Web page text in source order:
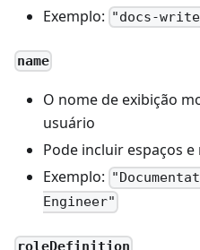
Exemplo: "docs-
name
O nome de exibição
usuário
Pode incluir espaços e
Exemplo:
Engineer"
roleDefinition